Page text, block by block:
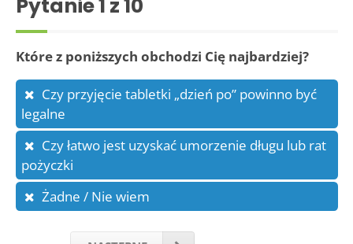
Pytanie1 z 10
Które z poniższych obchodzi Cię najbardziej?
Czy przyjęcie tabletki „dzień po” powinno być
legalne
Czy łatwo jest uzyskać umorzenie długu lub rat
pożyczki
Żadne / Nie wiem